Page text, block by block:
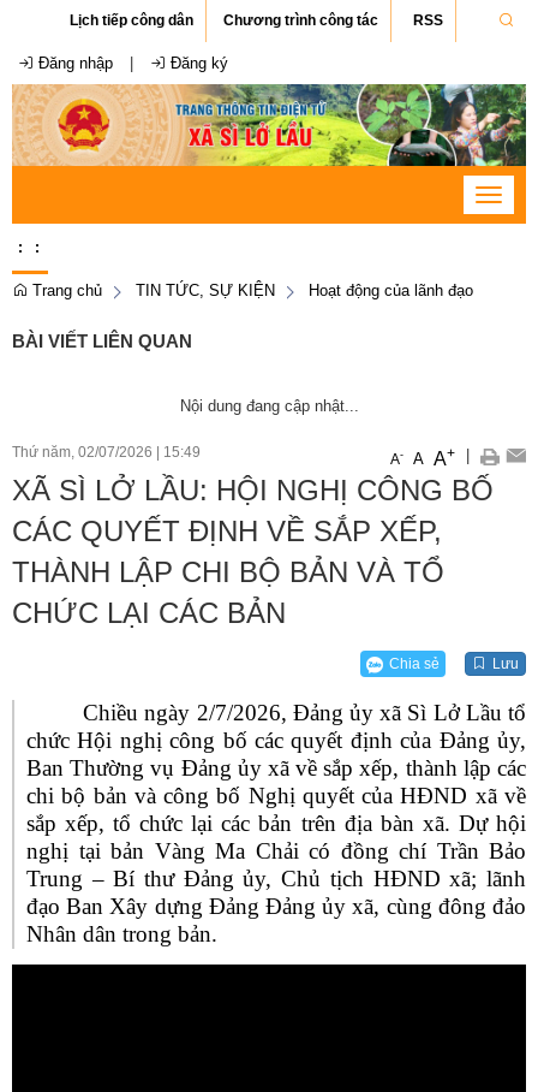
Lịch tiếp công dân Chương trình công tác RSS
Đăng nhập Đăng ký
Toggle
: :
Trang chủ TIN TỨC, SỰ KIỆN Hoạt động của lãnh đạo
BÀI VIẾT LIÊN QUAN
Nội dung đang cập nhật...
Thứ năm, 02/07/2026 15:49 A- A A+
XÃ SÌ LỞ LẦU: HỘI NGHỊ CÔNG BỐ
CÁC QUYẾT ĐỊNH VỀ SẮP XẾP,
THÀNH LẬP CHI BỘ BẢN VÀ TỔ
CHỨC LẠI CÁC BẢN
Chia sẻ Lưu
Chiều ngày 2/7/2026, Đảng ủy xã Sì Lở Lầu tổ
chức Hội nghị công bố các quyết định của Đảng ủy,
Ban Thường vụ Đảng ủy xã về sắp xếp, thành lập các
chi bộ bản và công bố Nghị quyết của HĐND xã về
sắp xếp, tổ chức lại các bản trên địa bàn xã. Dự hội
nghị tại bản Vàng Ma Chải có đồng chí Trần Bảo
Trung – Bí thư Đảng ủy, Chủ tịch HĐND xã; lãnh
đạo Ban Xây dựng Đảng Đảng ủy xã, cùng đông đảo
Nhân dân trong bản.